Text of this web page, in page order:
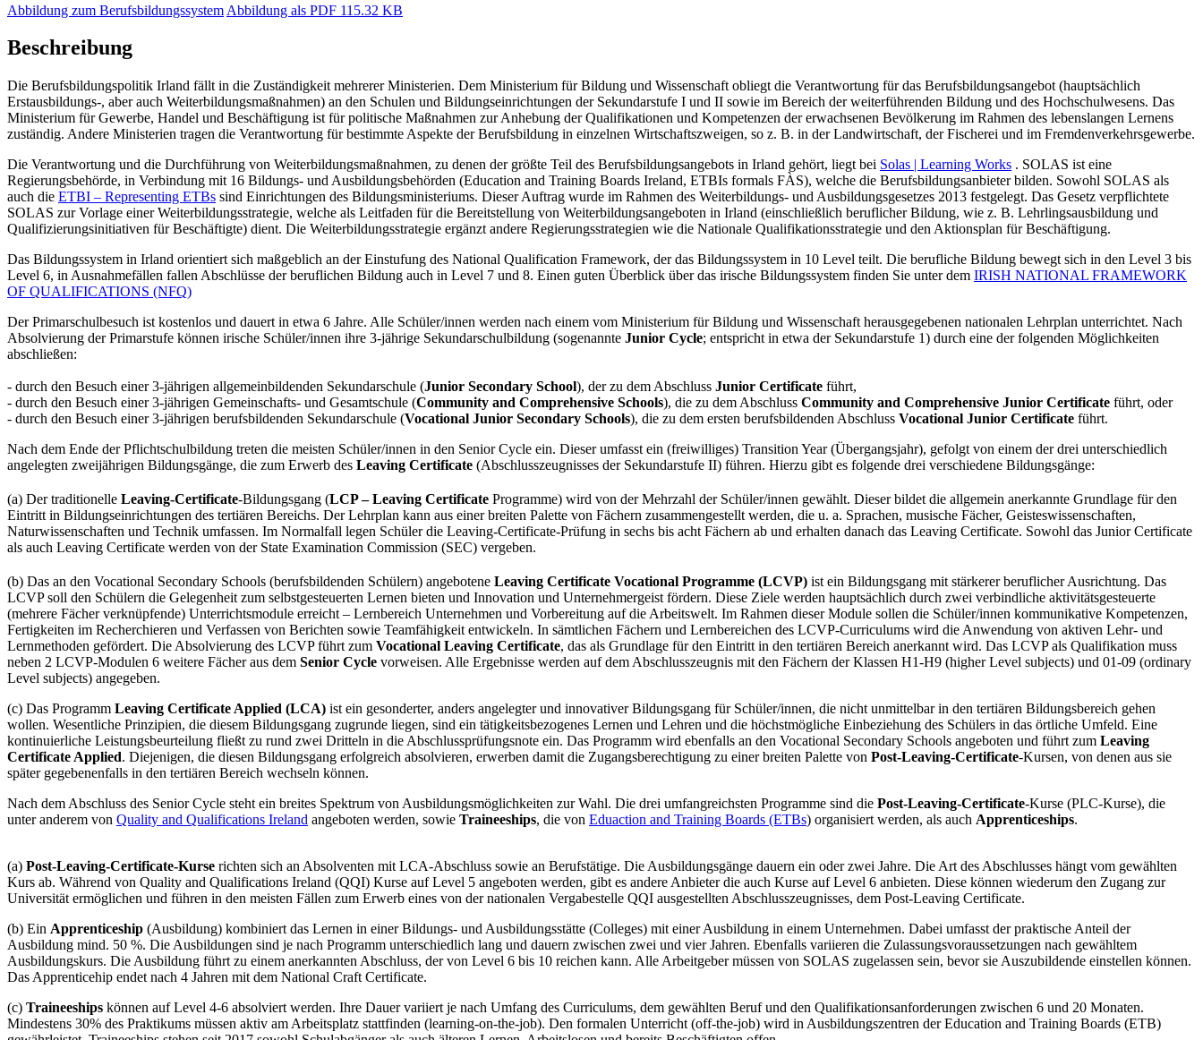
Abbildung zum Berufsbildungssystem Abbildung als PDF 115.32 KB
Beschreibung
Die Berufsbildungspolitik Irland fällt in die Zuständigkeit mehrerer Ministerien. Dem Ministerium für Bildung und Wissenschaft obliegt die Verantwortung für das Berufsbildungsangebot (hauptsächlich
Erstausbildungs-, aber auch Weiterbildungsmaßnahmen) an den Schulen und Bildungseinrichtungen der Sekundarstufe I und II sowie im Bereich der weiterführenden Bildung und des Hochschulwesens. Das
Ministerium für Gewerbe, Handel und Beschäftigung ist für politische Maßnahmen zur Anhebung der Qualifikationen und Kompetenzen der erwachsenen Bevölkerung im Rahmen des lebenslangen Lernens
zuständig. Andere Ministerien tragen die Verantwortung für bestimmte Aspekte der Berufsbildung in einzelnen Wirtschaftszweigen, so z. B. in der Landwirtschaft, der Fischerei und im Fremdenverkehrsgewerbe.
Die Verantwortung und die Durchführung von Weiterbildungsmaßnahmen, zu denen der größte Teil des Berufsbildungsangebots in Irland gehört, liegt bei Solas | Learning Works . SOLAS ist eine
Regierungsbehörde, in Verbindung mit 16 Bildungs- undAusbildungsbehörden (Education and Training Boards Ireland, ETBIs formals FÀS), welche die Berufsbildungsanbieterbilden. Sowohl SOLAS als
auch die ETBI – Representing ETBs sind Einrichtungen des Bildungsministeriums. Dieser Auftrag wurde im Rahmen des Weiterbildungs- und Ausbildungsgesetzes 2013 festgelegt. Das Gesetz verpflichtete
SOLAS zur Vorlage einer Weiterbildungsstrategie, welche als Leitfaden für die Bereitstellung von Weiterbildungsangeboten in Irland (einschließlich beruflicher Bildung, wie z. B. Lehrlingsausbildung und
Qualifizierungsinitiativen für Beschäftigte) dient. Die Weiterbildungsstrategie ergänzt andere Regierungsstrategien wie die Nationale Qualifikationsstrategie und den Aktionsplan für Beschäftigung.
Das Bildungssystem in Irland orientiert sich maßgeblich an der Einstufung des National Qualification Framework, der das Bildungssystem in 10 Level teilt. Die berufliche Bildung bewegt sich in den Level 3 bis
Level 6, in Ausnahmefällen fallen Abschlüsse der beruflichen Bildung auch in Level 7 und 8. Einen guten Überblick über das irische Bildungssystem finden Sie unter dem IRISH NATIONAL FRAMEWORK
OF QUALIFICATIONS (NFQ)
Der Primarschulbesuch ist kostenlos und dauert in etwa 6 Jahre. Alle Schüler/innen werden nach einem vom Ministerium für Bildung und Wissenschaft herausgegebenen nationalen Lehrplan unterrichtet. Nach
Absolvierung der Primarstufe können irische Schüler/innen ihre 3-jährige Sekundarschulbildung (sogenannte Junior Cycle; entspricht in etwa der Sekundarstufe 1) durch eine der folgenden Möglichkeiten
abschließen:
- durch den Besuch einer 3-jährigen allgemeinbildenden Sekundarschule (Junior Secondary School), der zu dem Abschluss Junior Certificate führt,
- durch den Besuch einer 3-jährigen Gemeinschafts- und Gesamtschule (Community and Comprehensive Schools), die zu dem Abschluss Community and Comprehensive Junior Certificate führt, oder
- durch den Besuch einer 3-jährigen berufsbildenden Sekundarschule (Vocational Junior Secondary Schools), die zu dem ersten berufsbildenden Abschluss Vocational Junior Certificate führt.
Nach dem Ende der Pflichtschulbildung treten die meisten Schüler/innen in den Senior Cycle ein. Dieser umfasst ein (freiwilliges) Transition Year (Übergangsjahr), gefolgt von einem der drei unterschiedlich
angelegten zweijährigen Bildungsgänge, die zum Erwerb des Leaving Certificate (Abschlusszeugnisses der Sekundarstufe II) führen. Hierzu gibt es folgende drei verschiedene Bildungsgänge:
(a) Der traditionelle Leaving-Certificate-Bildungsgang (LCP – Leaving Certificate Programme) wird von der Mehrzahl der Schüler/innen gewählt. Dieser bildet die allgemein anerkannte Grundlage für den
Eintritt in Bildungseinrichtungen des tertiären Bereichs. Der Lehrplan kann aus einer breiten Palette von Fächern zusammengestellt werden, die u. a. Sprachen, musische Fächer, Geisteswissenschaften,
Naturwissenschaften und Technik umfassen. Im Normalfall legen Schüler die Leaving-Certificate-Prüfung in sechs bis acht Fächern ab und erhalten danach das Leaving Certificate. Sowohl das Junior Certificate
als auch Leaving Certificate werden von der State Examination Commission (SEC) vergeben.
(b) Das an den Vocational Secondary Schools (berufsbildenden Schülern) angebotene Leaving Certificate Vocational Programme (LCVP) ist ein Bildungsgang mit stärkerer beruflicher Ausrichtung. Das
LCVP soll den Schülern die Gelegenheit zum selbstgesteuerten Lernen bieten und Innovation und Unternehmergeist fördern. Diese Ziele werden hauptsächlich durch zwei verbindliche aktivitätsgesteuerte
(mehrere Fächer verknüpfende) Unterrichtsmodule erreicht – Lernbereich Unternehmen und Vorbereitung auf die Arbeitswelt. Im Rahmen dieser Module sollen die Schüler/innen kommunikative Kompetenzen,
Fertigkeiten im Recherchieren und Verfassen von Berichten sowie Teamfähigkeit entwickeln. In sämtlichen Fächern und Lernbereichen des LCVP-Curriculums wird die Anwendung von aktiven Lehr- und
Lernmethoden gefördert. Die Absolvierung des LCVP führt zum Vocational Leaving Certificate, das als Grundlage für den Eintritt in den tertiären Bereich anerkannt wird. Das LCVP als Qualifikation muss
neben 2 LCVP-Modulen 6 weitere Fächer aus dem Senior Cycle vorweisen. Alle Ergebnisse werden auf dem Abschlusszeugnis mit den Fächern der Klassen H1-H9 (higher Level subjects) und 01-09 (ordinary
Level subjects) angegeben.
(c) Das Programm Leaving Certificate Applied (LCA) ist ein gesonderter, anders angelegter und innovativer Bildungsgang für Schüler/innen, die nicht unmittelbar in den tertiären Bildungsbereich gehen
wollen. Wesentliche Prinzipien, die diesem Bildungsgang zugrunde liegen, sind ein tätigkeitsbezogenes Lernen und Lehren und die höchstmögliche Einbeziehung des Schülers in das örtliche Umfeld. Eine
kontinuierliche Leistungsbeurteilung fließt zu rund zwei Dritteln in die Abschlussprüfungsnote ein. Das Programm wird ebenfalls an den Vocational Secondary Schools angeboten und führt zum Leaving
Certificate Applied. Diejenigen, die diesen Bildungsgang erfolgreich absolvieren, erwerben damit die Zugangsberechtigung zu einer breiten Palette von Post-Leaving-Certificate-Kursen, von denen aus sie
später gegebenenfalls in den tertiären Bereich wechseln können.
Nach dem Abschluss des Senior Cycle steht ein breites Spektrum von Ausbildungsmöglichkeiten zur Wahl. Die drei umfangreichsten Programme sind die Post-Leaving-Certificate-Kurse (PLC-Kurse), die
unter anderem von Quality and Qualifications Ireland angeboten werden, sowie Traineeships, die von Eduaction and Training Boards (ETBs) organisiert werden, als auch Apprenticeships.
(a) Post-Leaving-Certificate-Kurse richten sich an Absolventen mit LCA-Abschluss sowie an Berufstätige. Die Ausbildungsgänge dauern ein oder zwei Jahre. Die Art des Abschlusses hängt vom gewählten
Kurs ab. Während von Quality and Qualifications Ireland (QQI) Kurse auf Level 5 angeboten werden, gibt es andere Anbieter die auch Kurse auf Level 6 anbieten. Diese können wiederum den Zugang zur
Universität ermöglichen und führen in den meisten Fällen zum Erwerb eines von der nationalen Vergabestelle QQI ausgestellten Abschlusszeugnisses, dem Post-Leaving Certificate.
(b) Ein Apprenticeship (Ausbildung) kombiniert das Lernen in einer Bildungs- und Ausbildungsstätte (Colleges) mit einer Ausbildung in einem Unternehmen. Dabei umfasst der praktische Anteil der
Ausbildung mind. 50 %. Die Ausbildungen sind je nach Programm unterschiedlich lang und dauern zwischen zwei und vier Jahren. Ebenfalls variieren die Zulassungsvoraussetzungen nach gewähltem
Ausbildungskurs. Die Ausbildung führt zu einem anerkannten Abschluss, der von Level 6 bis 10 reichen kann. Alle Arbeitgeber müssen von SOLAS zugelassen sein, bevor sie Auszubildende einstellen können.
Das Apprenticehip endet nach 4 Jahren mit dem National Craft Certificate.
(c) Traineeships können auf Level 4-6 absolviert werden. Ihre Dauer variiert je nach Umfang des Curriculums, dem gewählten Beruf und den Qualifikationsanforderungen zwischen 6 und 20 Monaten.
Mindestens 30% des Praktikums müssen aktiv am Arbeitsplatz stattfinden (learning-on-the-job). Den formalen Unterricht (off-the-job) wird in Ausbildungszentren der Education and Training Boards (ETB)